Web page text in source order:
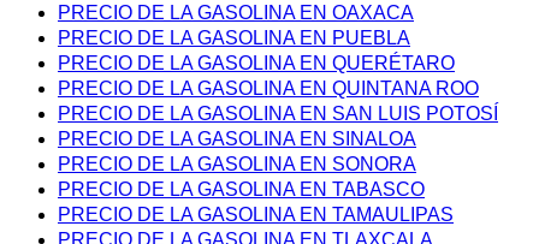
PRECIO DE LA GASOLINA EN OAXACA
PRECIO DE LA GASOLINA EN PUEBLA
PRECIO DE LA GASOLINA EN QUERÉTARO
PRECIO DE LA GASOLINA EN QUINTANA ROO
PRECIO DE LA GASOLINA EN SAN LUIS POTOSÍ
PRECIO DE LA GASOLINA EN SINALOA
PRECIO DE LA GASOLINA EN SONORA
PRECIO DE LA GASOLINA EN TABASCO
PRECIO DE LA GASOLINA EN TAMAULIPAS
PRECIO DE LA GASOLINA EN TLAXCALA